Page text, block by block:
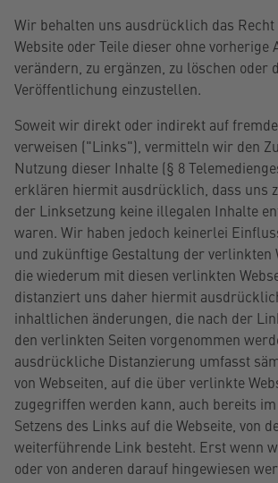
Wir behalten uns ausdrücklich das Recht
Website oder Teile dieser ohne vorherige
verändern, zu ergänzen, zu löschen oder
Veröffentlichung einzustellen.
Soweit wir direkt oder indirekt auf
verweisen ("Links"), vermitteln wir den
Nutzung dieser Inhalte (§ 8
erklären hiermit ausdrücklich, dass uns
der Linksetzung keine illegalen Inhalte
waren. Wir haben jedoch keinerlei
und zukünftige Gestaltung der verlinkten
die wiederum mit diesen verlinkten
distanziert uns daher hiermit
inhaltlichen änderungen, die nach der
den verlinkten Seiten vorgenommen
ausdrückliche Distanzierung umfasst
von Webseiten, auf die über verlinkte
zugegriffen werden kann, auch bereits
Setzens des Links auf die Webseite, von
weiterführende Link besteht. Erst wenn
oder von anderen darauf hingewiesen